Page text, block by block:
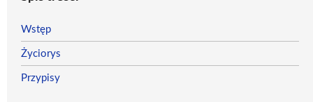
Wstęp
Życiorys
Przypisy